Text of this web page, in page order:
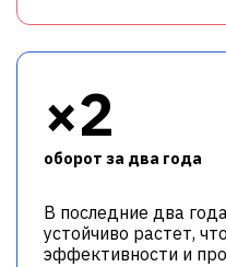
×2
оборот за два года
В последние два
устойчиво растет,
эффективности и